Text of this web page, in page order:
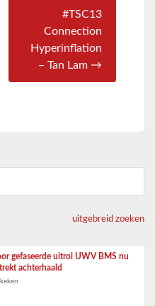
#TSC13
Connection
Hyperinflation
– Tan Lam →
uitgebreid zoeken
gefaseerde uitrol UWV BMS nu
achterhaald